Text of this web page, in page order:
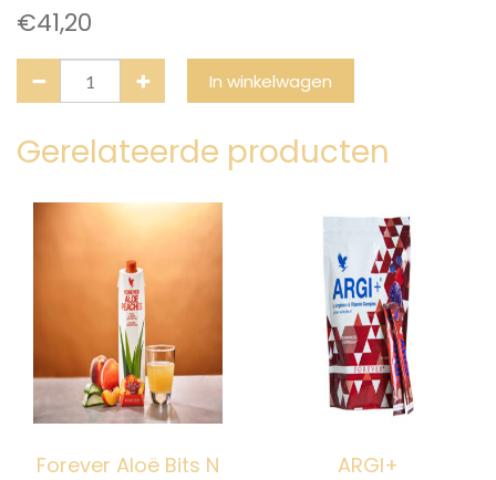
€41,20
In winkelwagen
Gerelateerde producten
Forever Aloë Bits N
ARGI+